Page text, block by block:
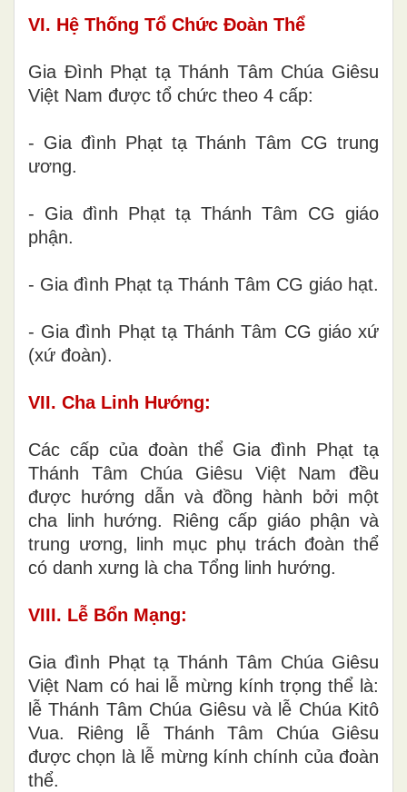
VI. Hệ Thống Tổ Chức Đoàn Thể
Gia Đình Phạt tạ Thánh Tâm Chúa Giêsu
Việt Nam được tổ chức theo 4 cấp:
- Gia đình Phạt tạ Thánh Tâm CG trung
ương.
- Gia đình Phạt tạ Thánh Tâm CG giáo
phận.
- Gia đình Phạt tạ Thánh Tâm CG giáo hạt.
- Gia đình Phạt tạ Thánh Tâm CG giáo xứ
(xứ đoàn).
VII. Cha Linh Hướng:
Các cấp của đoàn thể Gia đình Phạt tạ
Thánh Tâm Chúa Giêsu Việt Nam đều
được hướng dẫn và đồng hành bởi một
cha linh hướng. Riêng cấp giáo phận và
trung ương, linh mục phụ trách đoàn thể
có danh xưng là cha Tổng linh hướng.
VIII. Lễ Bổn Mạng:
Gia đình Phạt tạ Thánh Tâm Chúa Giêsu
Việt Nam có hai lễ mừng kính trọng thể là:
lễ Thánh Tâm Chúa Giêsu và lễ Chúa Kitô
Vua. Riêng lễ Thánh Tâm Chúa Giêsu
được chọn là lễ mừng kính chính của đoàn
thể.